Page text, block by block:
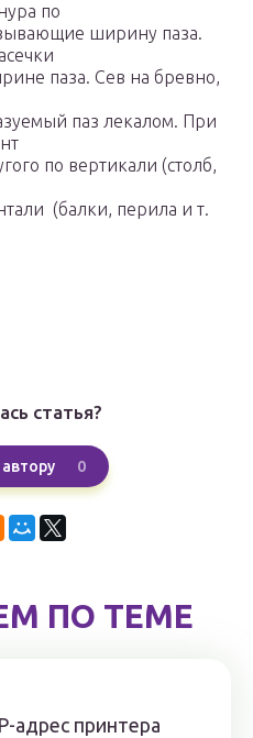
по
ширину паза.
паза. Сев на бревно,
паз лекалом. При
по вертикали (столб,
(балки, перила и т.
статья?
0
ПО ТЕМЕ
адрес принтера